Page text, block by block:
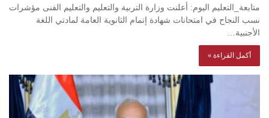
متابعة_التعليم اليوم: أعلنت وزارة التربية والتعليم والتعليم الفنى مؤشرات
نسب النجاح في امتحانات شهادة إتمام الثانوية العامة لمادتي اللغة
الأجنبية…
أكمل القراءة »